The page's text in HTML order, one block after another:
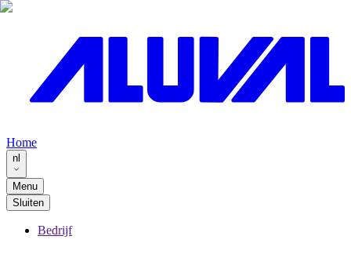
Home
nl
Menu
Sluiten
Bedrijf